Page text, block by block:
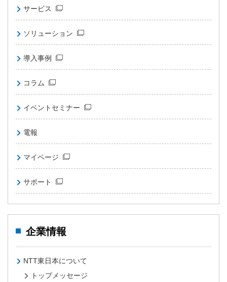
サービス
ソリューション
導入事例
コラム
イベントセミナー
電報
マイページ
サポート
企業情報
NTT東日本について
トップメッセージ